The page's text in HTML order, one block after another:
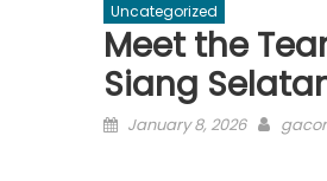
Uncategorized
Meet the
Siang
Posted
January 8, 2026